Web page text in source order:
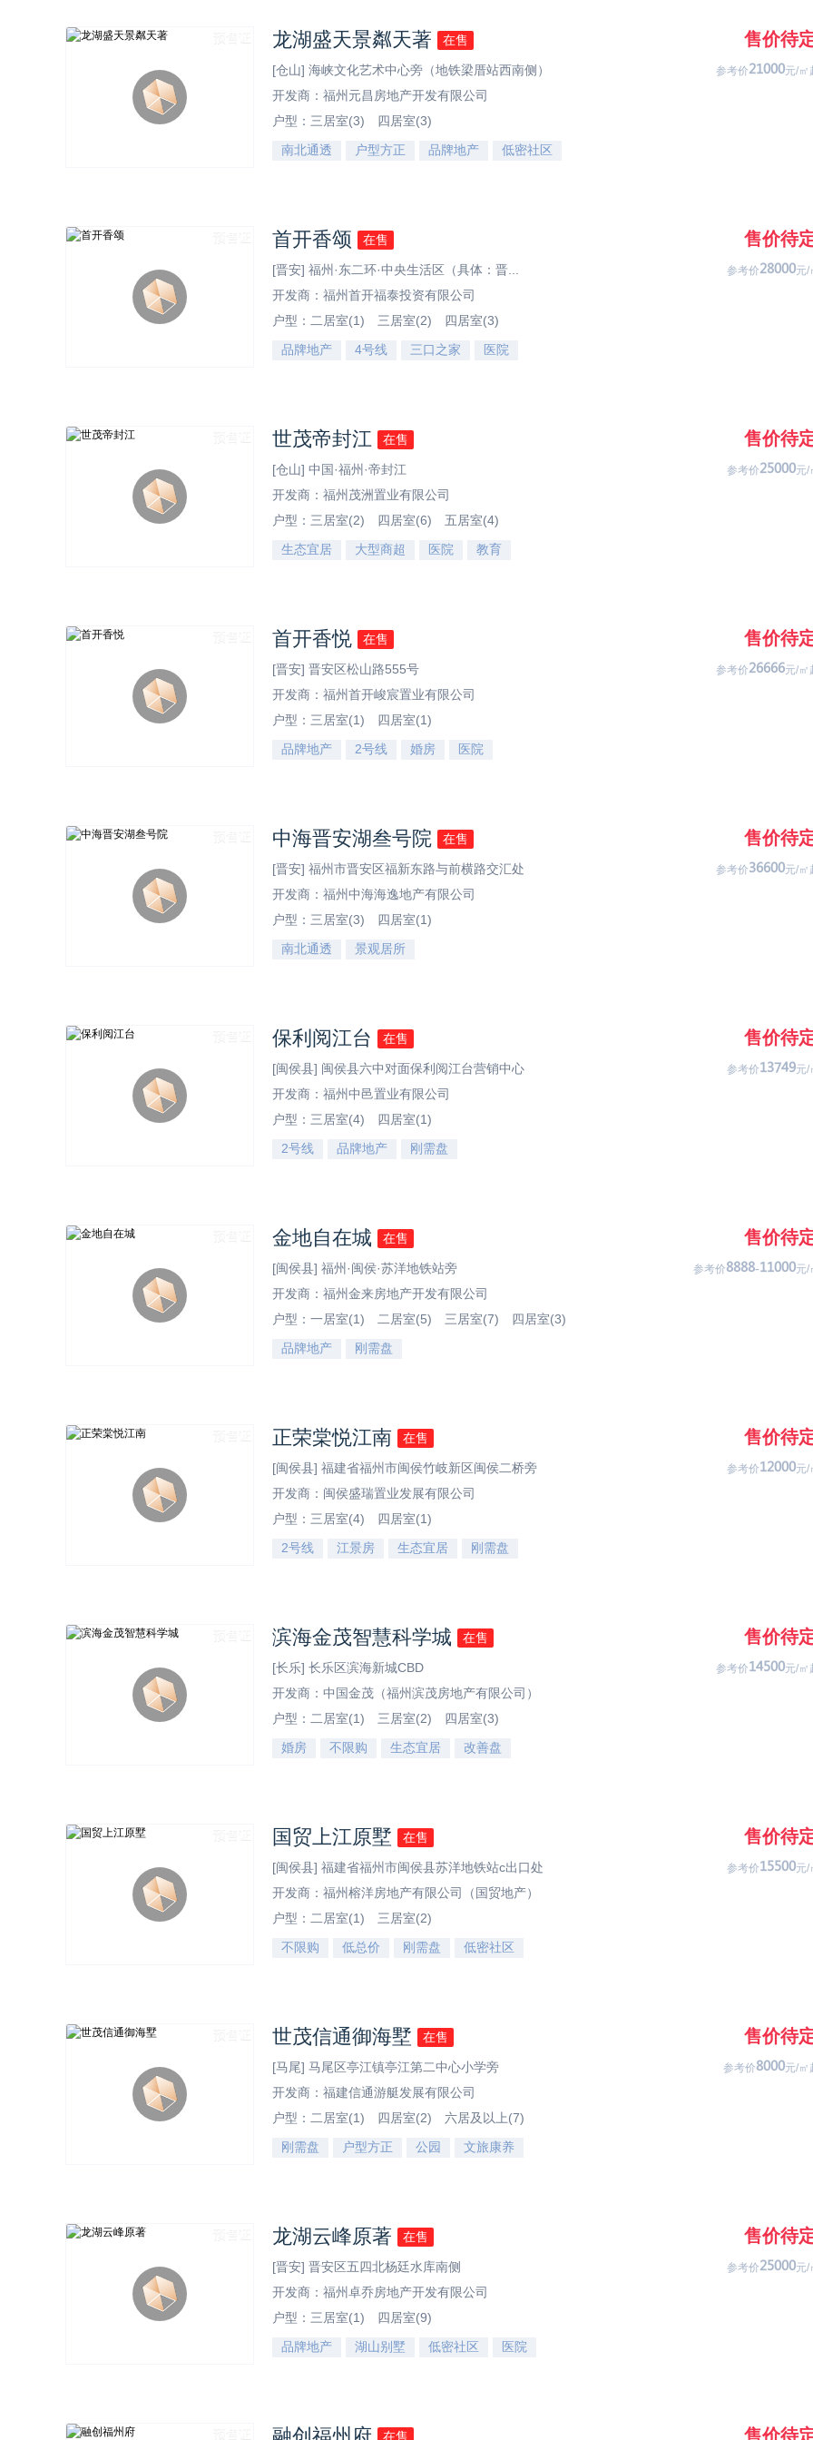
龙湖盛天景粼天著 在售
[仓山] 海峡文化艺术中心旁（地铁梁厝站西南侧）
开发商：福州元昌房地产开发有限公司
户型： 三居室(3)
四居室(3)
南北通透
户型方正 品牌地产 低密社区
售价待
参考价47333元/㎡
首开香颂 在售
[晋安] 福州·东二环·中央生活区（具体：晋...
开发商：福州首开福泰投资有限公司
户型： 二居室(1) 三居室(2)
四居室(3)
品牌地产
4号线 三口之家 医院
售价待
参考价42333元/
世茂帝封江 在售
[仓山] 中国·福州·帝封江
开发商：福州茂洲置业有限公司
户型： 三居室(2) 四居室(6)
五居室(4)
生态宜居
大型商超 医院 教育
售价待
参考价40333元/
首开香悦 在售
[晋安] 晋安区松山路555号
开发商：福州首开峻宸置业有限公司
户型： 三居室(1)
四居室(1)
品牌地产
2号线 婚房 医院
售价待
参考价49999元/㎡
中海晋安湖叁号院 在售
[晋安] 福州市晋安区福新东路与前横路交汇处
开发商：福州中海海逸地产有限公司
户型： 三居室(3)
四居室(1)
南北通透
景观居所
售价待
参考价69933元/㎡
保利阅江台 在售
[闽侯县] 闽侯县六中对面保利阅江台营销中心
开发商：福州中邑置业有限公司
户型： 三居室(4)
四居室(1)
2号线
品牌地产 刚需盘
售价待
参考价76851元/
金地自在城 在售
[闽侯县] 福州·闽侯·苏洋地铁站旁
开发商：福州金来房地产开发有限公司
户型： 一居室(1) 二居室(5) 三居室(7)
四居室(3)
品牌地产
刚需盘
售价待
参考价2222-77333元/
正荣棠悦江南 在售
[闽侯县] 福建省福州市闽侯竹岐新区闽侯二桥旁
开发商：闽侯盛瑞置业发展有限公司
户型： 三居室(4)
四居室(1)
2号线
江景房 生态宜居 刚需盘
售价待
参考价74333元/
滨海金茂智慧科学城 在售
[长乐] 长乐区滨海新城CBD
开发商：中国金茂（福州滨茂房地产有限公司）
户型： 二居室(1) 三居室(2)
四居室(3)
婚房
不限购 生态宜居 改善盘
售价待
参考价75033元/㎡
国贸上江原墅 在售
[闽侯县] 福建省福州市闽侯县苏洋地铁站c出口处
开发商：福州榕洋房地产有限公司（国贸地产）
户型： 二居室(1)
三居室(2)
不限购
低总价 刚需盘 低密社区
售价待
参考价70033元/
世茂信通御海墅 在售
[马尾] 马尾区亭江镇亭江第二中心小学旁
开发商：福建信通游艇发展有限公司
户型： 二居室(1) 四居室(2)
六居及以上(7)
刚需盘
户型方正 公园 文旅康养
售价待
参考价2333元/㎡
龙湖云峰原著 在售
[晋安] 晋安区五四北杨廷水库南侧
开发商：福州卓乔房地产开发有限公司
户型： 三居室(1)
四居室(9)
品牌地产
湖山别墅 低密社区 医院
售价待
参考价40333元/
在售 售价待